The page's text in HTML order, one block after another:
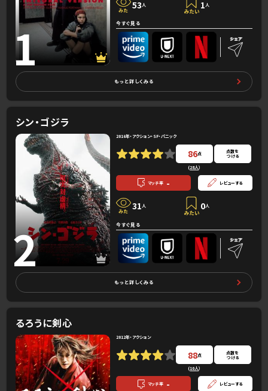
1
53人 1人
今すぐ見る
もっと詳しくみる
シン・ゴジラ
2
2016年・アクション・SF・パニック
86点
(28人）
点数を
つける
マッチ率 - レビューする
31人 0人
今すぐ見る
もっと詳しくみる
るろうに剣心
2012年・アクション
88点
(10人）
点数を
つける
マッチ率 - レビューする